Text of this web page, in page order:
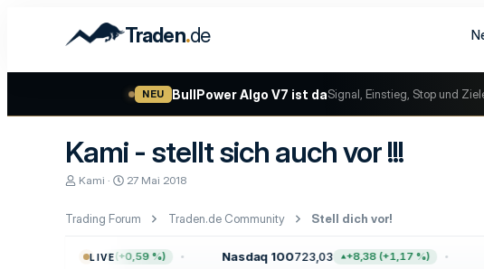
Traden.de
NEU BullPower Algo V7 ist daSignal, Einstieg, Stop und
Kami - stellt sich auch vor !!!
E
t
Kami
E
t
l
27 Mai 2018
Trading Forum Traden.de Community Stell dich vor!
LIVE
+45,65 (+0,59 %) Nasdaq 100723,03 +8,38 (+1,17 %)